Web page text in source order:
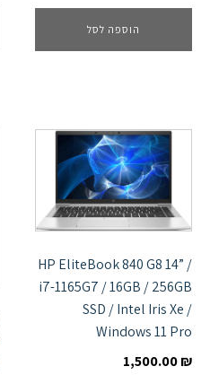
הוספה לסל
HP EliteBook 840 G8 14” /
i7-1165G7 / 16GB / 256GB
SSD / Intel Iris Xe /
Windows 11 Pro
1,500.00₪